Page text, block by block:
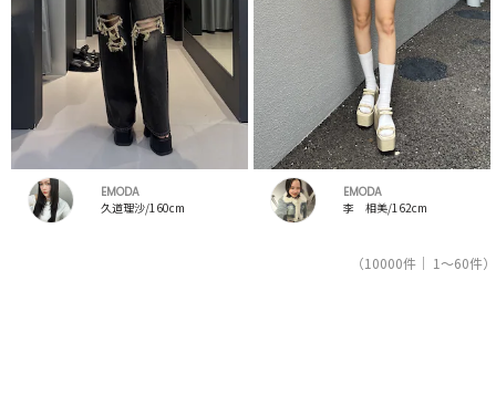
EMODA
久道理沙/160cm
EMODA
李 相美/162cm
（10000件｜ 1～60件）